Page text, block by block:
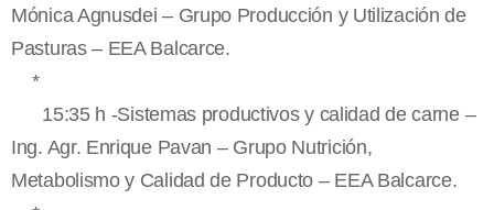
Mónica Agnusdei – Grupo Producción y Utilización de
Pasturas – EEA Balcarce.
*
15:35 h -Sistemas productivos y calidad de carne –
Ing. Agr. Enrique Pavan – Grupo Nutrición,
Metabolismo y Calidad de Producto – EEA Balcarce.